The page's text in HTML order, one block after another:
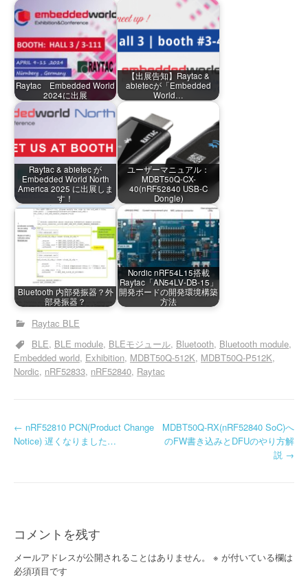
Raytac Embedded World
2024に出展
【出展告知】Raytac &
abietecが「Embedded
World…
Raytac & abietec が
Embedded World North
America 2025 に出展しま
す！
ユーザーマニュアル：
MDBT50Q-CX-
40(nRF52840 USB-C
Dongle)
Bluetooth 内部発振器？外
部発振器？
Nordic nRF54L15搭載
Raytac「AN54LV-DB-15」
開発ボードの開発環境構築
方法
Raytac BLE
BLE BLE module BLEモジュール Bluetooth Bluetooth module
Embedded world Exhibition MDBT50Q-512K MDBT50Q-P512K
Nordic nRF52833 nRF52840 Raytac
投
ゲ
ー
← nRF52810 PCN(Product Change
Notice) 遅くなりました…
MDBT50Q-RX(nRF52840 SoC)へ
のFW書き込みとDFUのやり方解
説 →
コメントを残す
メールアドレスが公開されることはありません。 ※ が付いている欄は
必須項目です